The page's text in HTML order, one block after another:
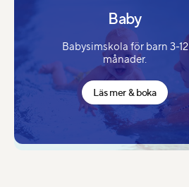
Baby
Babysimskola för barn 3-12
månader.
Läs mer & boka